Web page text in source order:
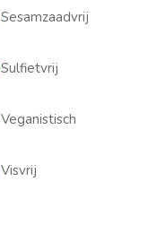
Sesamzaadvrij
Sulfietvrij
Veganistisch
Visvrij